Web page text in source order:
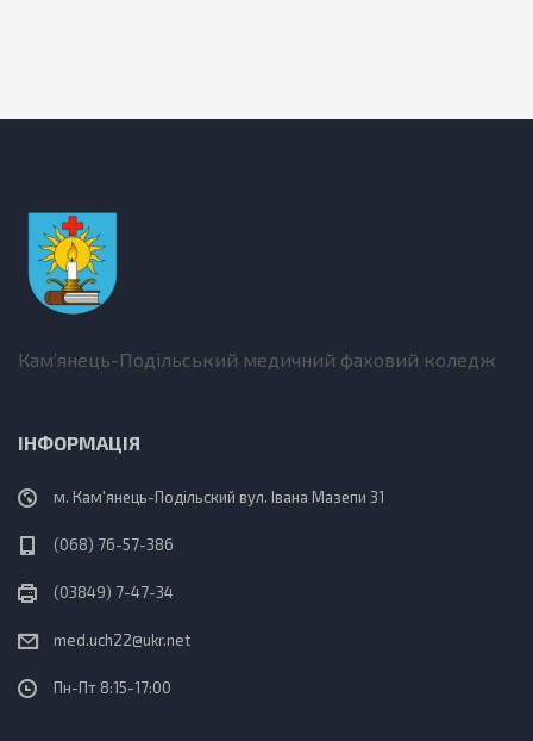
Кам’янець-Подільський медичний фаховий коледж
ІНФОРМАЦІЯ
м. Кам'янець-Подільский вул. Івана Мазепи 31
(068) 76-57-386
(03849) 7-47-34
med.uch22@ukr.net
Пн-Пт 8:15-17:00